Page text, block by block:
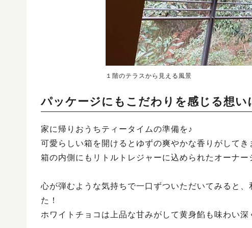
１階のテラスから見える風景
パッケージにもこだわりを感じる想い
家に帰りおうちティータイムの準備を♪
可愛らしい箱を開けるとゆずの爽やかな香りがして
箱の内側にもリトルトレジャーに込められたオーナ
心が弾むような気持ちで一口ずついただいてみると
た！
ホワイトチョコは上品な甘みがして黄身餡も味わい深